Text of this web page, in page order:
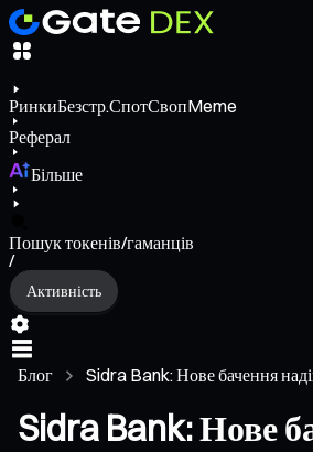
РинкиБезстр.СпотСвопMeme
Реферал
Більше
Пошук токенів/гаманців
/
Активність
Блог Sidra Bank: Нове бачення
Sidra Bank: Нове